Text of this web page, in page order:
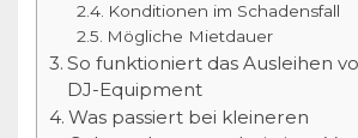
Konditionen im Schadensfall
Mögliche Mietdauer
So funktioniert das Ausleihen
DJ-Equipment
Was passiert bei kleineren